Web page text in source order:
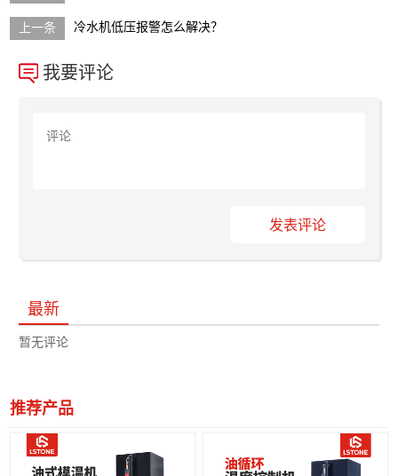
冷水机低压报警怎么解决？
我要评论
发表评论
最新
暂无评论
推荐产品